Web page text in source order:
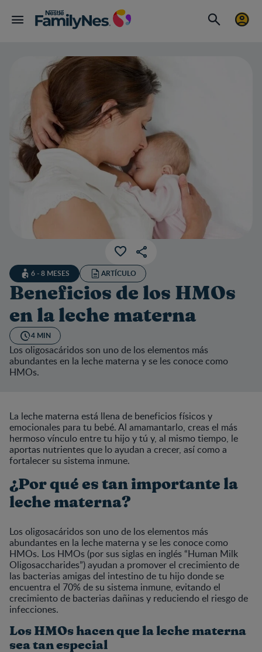
6 - 8 MESES ARTÍCULO
Beneficios de los HMOs
en la leche materna
4 MIN
Los oligosacáridos son uno de los elementos más
abundantes en la leche materna y se les conoce como
HMOs.
La leche materna está llena de beneficios físicos y
emocionales para tu bebé. Al amamantarlo, creas el más
hermoso vínculo entre tu hijo y tú y, al mismo tiempo, le
aportas nutrientes que lo ayudan a crecer, así como a
fortalecer su sistema inmune.
¿Por qué es tan importante la
leche materna?
Los oligosacáridos son uno de los elementos más
abundantes en la leche materna y se les conoce como
HMOs. Los HMOs (por sus siglas en inglés “Human Milk
Oligosaccharides”) ayudan a promover el crecimiento de
las bacterias amigas del intestino de tu hijo donde se
encuentra el 70% de su sistema inmune, evitando el
crecimiento de bacterias dañinas y reduciendo el riesgo de
infecciones.
Los HMOs hacen que la leche materna
sea tan especial